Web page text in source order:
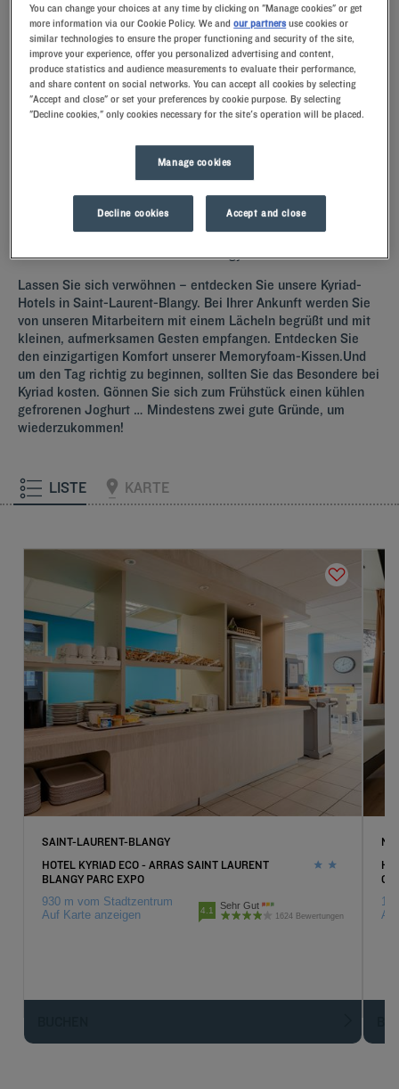
FINDEN SIE EIN HOTEL
Spezialcode hinzufügen
Sie machen Urlaub in Saint-Laurent-Blangy oder sind geschäftlich in
und perfekten Service zu fairen Preisen.
Unsere Hotels in Saint-Laurent-Blangy
Lassen Sie sich verwöhnen – entdecken Sie unsere Kyriad-
Hotels in Saint-Laurent-Blangy. Bei Ihrer Ankunft werden Sie
von unseren Mitarbeitern mit einem Lächeln begrüßt und mit
kleinen, aufmerksamen Gesten empfangen. Entdecken Sie
den einzigartigen Komfort unserer Memoryfoam-Kissen.Und
um den Tag richtig zu beginnen, sollten Sie das Besondere bei
Kyriad kosten. Gönnen Sie sich zum Frühstück einen kühlen
gefrorenen Joghurt … Mindestens zwei gute Gründe, um
wiederzukommen!
LISTE KARTE
SAINT-LAURENT-BLANGY
HOTEL KYRIAD ECO - ARRAS SAINT LAURENT
BLANGY PARC EXPO
930 m vom Stadtzentrum
Auf Karte anzeigen
4.1 Sehr Gut
1624 Bewertungen
18
You can change your choices at any time by clicking on "Manage cookies" or get
more information via our Cookie Policy. We andour partners use cookies or
similar technologies to ensure the proper functioning and security of the site,
improve your experience, offer you personalized advertising and content,
produce statistics and audience measurements to evaluate their performance,
and share content on social networks. You can accept all cookies by selecting
"Accept and close" or set your preferences by cookie purpose. By selecting
"Decline cookies," only cookies necessary for the site's operation will be placed.
Manage cookies
Decline cookies Accept and close